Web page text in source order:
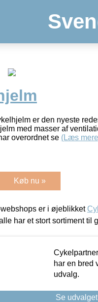
er den nyeste
med masser af
overordnet se (Læs
Køb nu »
er i øjeblikket
har et stort sortiment til
har en bred
udvalg.
Se